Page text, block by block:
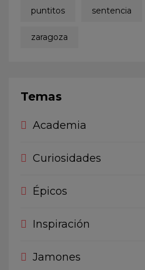
puntitos sentencia
zaragoza
Temas
Academia
Curiosidades
Épicos
Inspiración
Jamones